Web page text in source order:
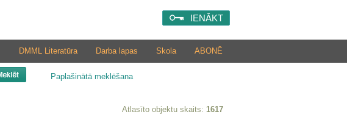
IENĀKT
ABONĒ
Skola
Darba lapas
DMML Literatūra
Paplašinātā meklēšana
Atlasīto objektu skaits: 1617